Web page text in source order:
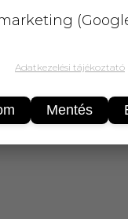
2 745,-
Adatkezelési tájékoztató
Mentés